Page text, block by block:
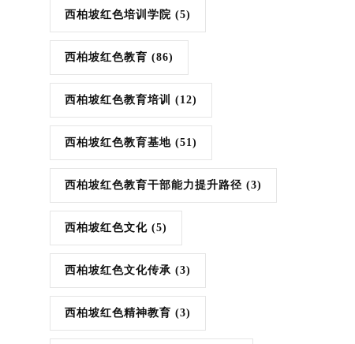
西柏坡红色培训学院 (5)
西柏坡红色教育 (86)
西柏坡红色教育培训 (12)
西柏坡红色教育基地 (51)
西柏坡红色教育干部能力提升路径 (3)
西柏坡红色文化 (5)
西柏坡红色文化传承 (3)
西柏坡红色精神教育 (3)